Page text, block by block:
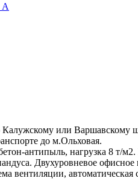
А
или Варшавскому
до м.Ольховая.
антипыль, нагрузка 8 т/
Двухуровневое
вентиляции,